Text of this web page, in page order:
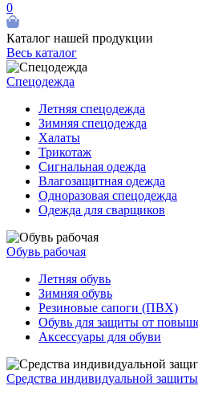
0
Каталог нашей продукции
Весь каталог
Спецодежда
Летняя спецодежда
Зимняя спецодежда
Халаты
Трикотаж
Сигнальная одежда
Влагозащитная одежда
Одноразовая спецодежда
Одежда для сварщиков
Обувь рабочая
Летняя обувь
Зимняя обувь
Резиновые сапоги (ПВХ)
Обувь для защиты от
Аксессуары для обуви
Средства индивидуальной